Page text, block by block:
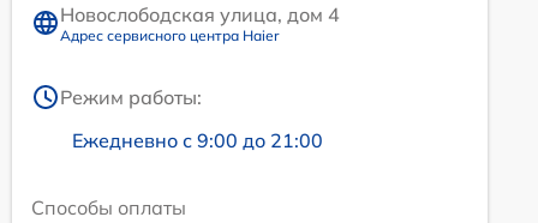
Новослободская улица, дом 4
Адрес сервисного центра Haier
Режим работы:
Ежедневно с 9:00 до 21:00
Способы оплаты